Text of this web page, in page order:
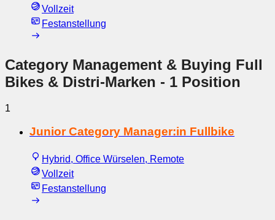
Vollzeit
Festanstellung
Category Management & Buying Full
Bikes & Distri-Marken - 1 Position
1
Junior Category Manager:in Fullbike
Hybrid, Office Würselen, Remote
Vollzeit
Festanstellung